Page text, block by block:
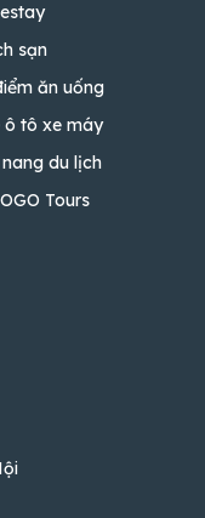
sạn
ăn uống
ô tô xe máy
du lịch
Tours